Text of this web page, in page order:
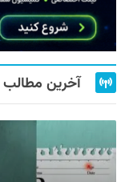
آخرین مطالب